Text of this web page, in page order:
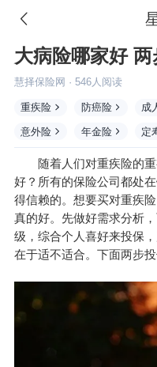

大病险哪家好
慧择保险网 · 546人阅读
重疾险 防癌险 成
意外险 年金险 定
随着人们对重疾险的重
好？所有的保险公司都处
得信赖的。想要买对重疾
真的好。先做好需求分析
级，综合个人喜好来投保
在于适不适合。下面两步